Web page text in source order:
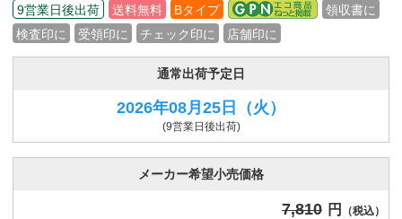
9営業日後出荷 送料無料 Bタイプ
領収書に
検査印に
受領印に チェック印に 店舗印に
通常出荷予定日
2026年08月25日 （火）
(9営業日後出荷)
メーカー希望小売価格
7,810 円 （税込）